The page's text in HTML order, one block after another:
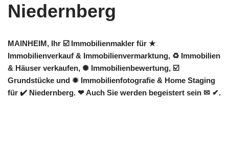
Niedernberg
MAINHEIM, Ihr ☑️ Immobilienmakler für ★
Immobilienverkauf & Immobilienvermarktung, ♻ Immobilien
& Häuser verkaufen, ✺ Immobilienbewertung, ☑️
Grundstücke und ✹ Immobilienfotografie & Home Staging
für ✔️ Niedernberg. ❤ Auch Sie werden begeistert sein ✉ ✔.